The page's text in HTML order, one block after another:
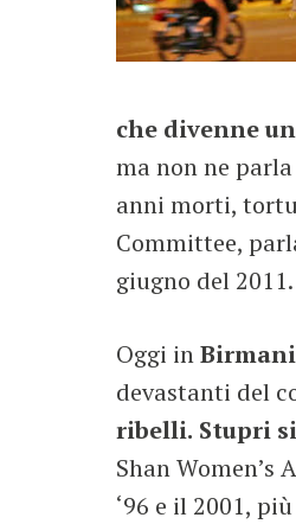
che divenne
ma non ne
anni morti,
Committee,
giugno del 2011.
Oggi in
devastanti del
ribelli. Stupri
Shan
‘96 e il 2001,